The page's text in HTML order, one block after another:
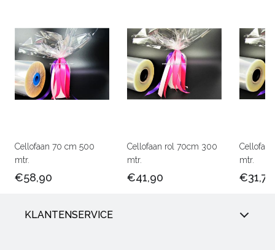
Cellofaan 70 cm 500
mtr.
€58,90
Cellofaan rol 70cm 300
mtr.
€41,90
mtr.
€31,75
KLANTENSERVICE